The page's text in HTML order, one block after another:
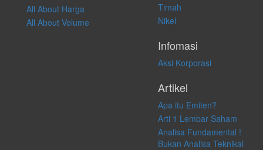
All About Harga
All About Volume
Timah
Nikel
Infomasi
Aksi Korporasi
Artikel
Apa itu Emiten?
Arti 1 Lembar Saham
Analisa Fundamental !
Bukan Analisa Teknikal